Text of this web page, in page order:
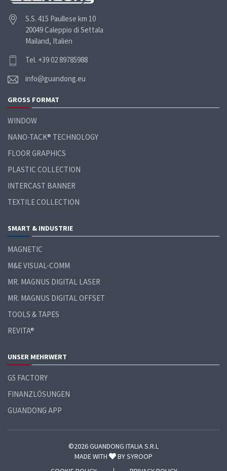
S.S. 415 Paullese km 10
20049 Caleppio di Settala
Mailand, Italien
Tel. +39 02 89785988
info@guandong.eu
GROSS FORMAT
WINDOW
NANO-TACK® TECHNOLOGY
FLOOR GRAPHICS
PLASTIC COLLECTION
INTERCAST BANNER
TEXTILE COLLECTION
SMART & INDUSTRIE
MAGNETIC
M&E VISUAL-COMM
MR. MAGNUS DIGITAL LASER
MR. MAGNUS DIGITAL OFFSET
TOOLS & TAPES
REVITA®
UNSER MEHRWERT
G5 FACTORY
FINANZLÖSUNGEN
GUANDONG APP
©2026 GUANDONG ITALIA S.R.L
MADE WITH
BYSYROOP